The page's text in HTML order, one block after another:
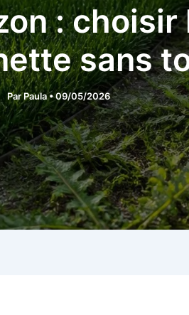
:
sans
ParPaula•09/05/2026